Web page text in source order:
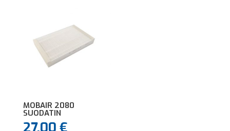
MOBAIR 2080
SUODATIN
27,00 €